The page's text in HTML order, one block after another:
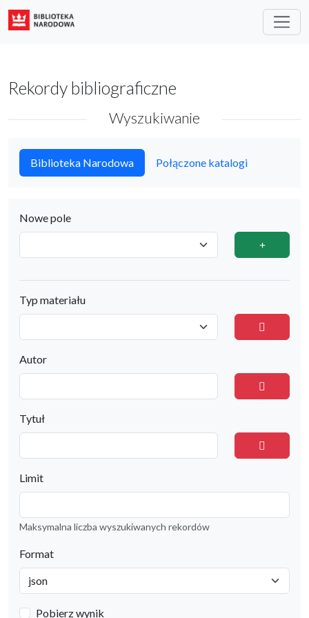
Rekordy bibliograficzne
Wyszukiwanie
Biblioteka Narodowa Połączone katalogi
Nowe pole
Typ materiału
Autor
Tytuł
Limit
Maksymalna liczba wyszukiwanych rekordów
Format
Pobierz wynik